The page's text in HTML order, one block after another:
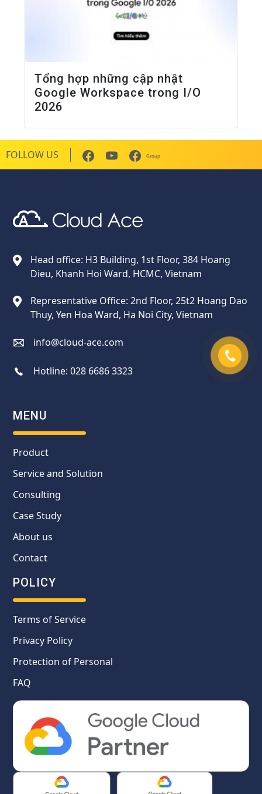
Tổng hợp những cập nhật
Google Workspace trong I/O
2026
FOLLOW US Group
Head office: H3 Building, 1st Floor, 384 Hoang
Dieu, Khanh Hoi Ward, HCMC, Vietnam
Representative Office: 2nd Floor, 25t2 Hoang Dao
Thuy, Yen Hoa Ward, Ha Noi City, Vietnam
info@cloud-ace.com
Hotline:028 6686 3323
MENU
Product
Service and Solution
Consulting
Case Study
About us
Contact
POLICY
Terms of Service
Privacy Policy
Protection of Personal
FAQ